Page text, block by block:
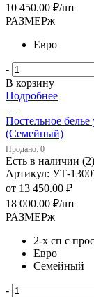
10 450.00 ₽/шт
РАЗМЕРж
Евро
-
В корзину
Подробнее
Постельное
(Семейный)
Продано: 0
Есть в наличии (2)
Артикул: УТ-
от 13 450.00 ₽
18 000.00 ₽/шт
РАЗМЕРж
2-х сп с
Евро
Семейный
-